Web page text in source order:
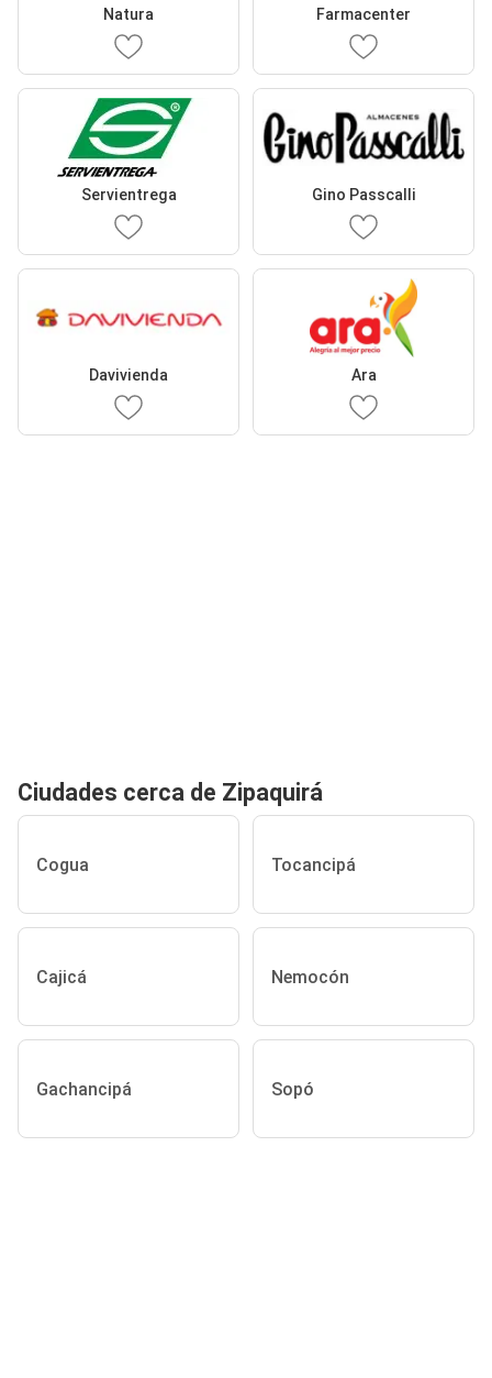
Natura Farmacenter
Servientrega Gino Passcalli
Davivienda Ara
Ciudades cerca de Zipaquirá
Cogua Tocancipá
Cajicá Nemocón
Gachancipá Sopó